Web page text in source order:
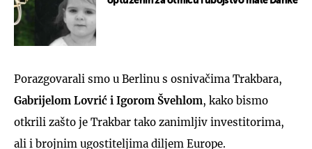
Porazgovarali smo u Berlinu s osnivačima Trakbara,
Gabrijelom Lovrić i Igorom Švehlom, kako bismo
otkrili zašto je Trakbar tako zanimljiv investitorima,
ali i brojnim ugostiteljima diljem Europe.